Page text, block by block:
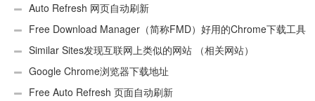
Auto Refresh 网页自动刷新
Free Download Manager（简称FMD）好用的Chrome下载工具
插件Similar Sites发现互联网上类似的网站 （相关网站）
Google Chrome浏览器下载地址
Free Auto Refresh 页面自动刷新